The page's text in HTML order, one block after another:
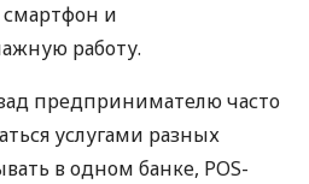
смартфон и
работу.
предпринимателю часто
услугами разных
в одном банке, POS-